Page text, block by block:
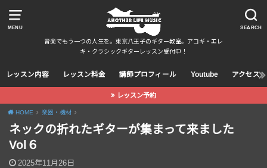
MENU SEARCH
音楽でもう一つの人生を。東京八王子のギター教室。アコギ・エレ
キ・クラシックギターレッスン受付中！
レッスン内容 レッスン料金 講師プロフィール Youtube アクセス
レッスン予約
HOME 楽器・機材
ネックの折れたギターが集まって来ました
Vol６
2025年11月26日